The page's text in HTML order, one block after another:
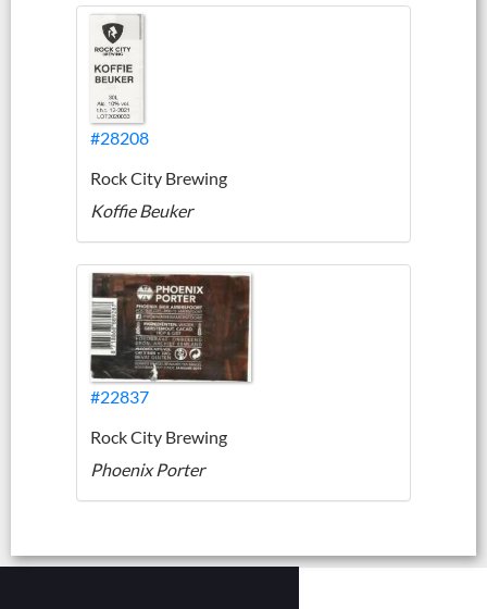
#28208
Rock City Brewing
Koffie Beuker
#22837
Rock City Brewing
Phoenix Porter